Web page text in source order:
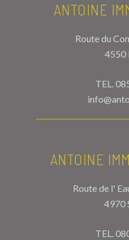
ANTOINE
Route du
4550
TEL.
ANTOINE
Route de l'
4970
TEL.